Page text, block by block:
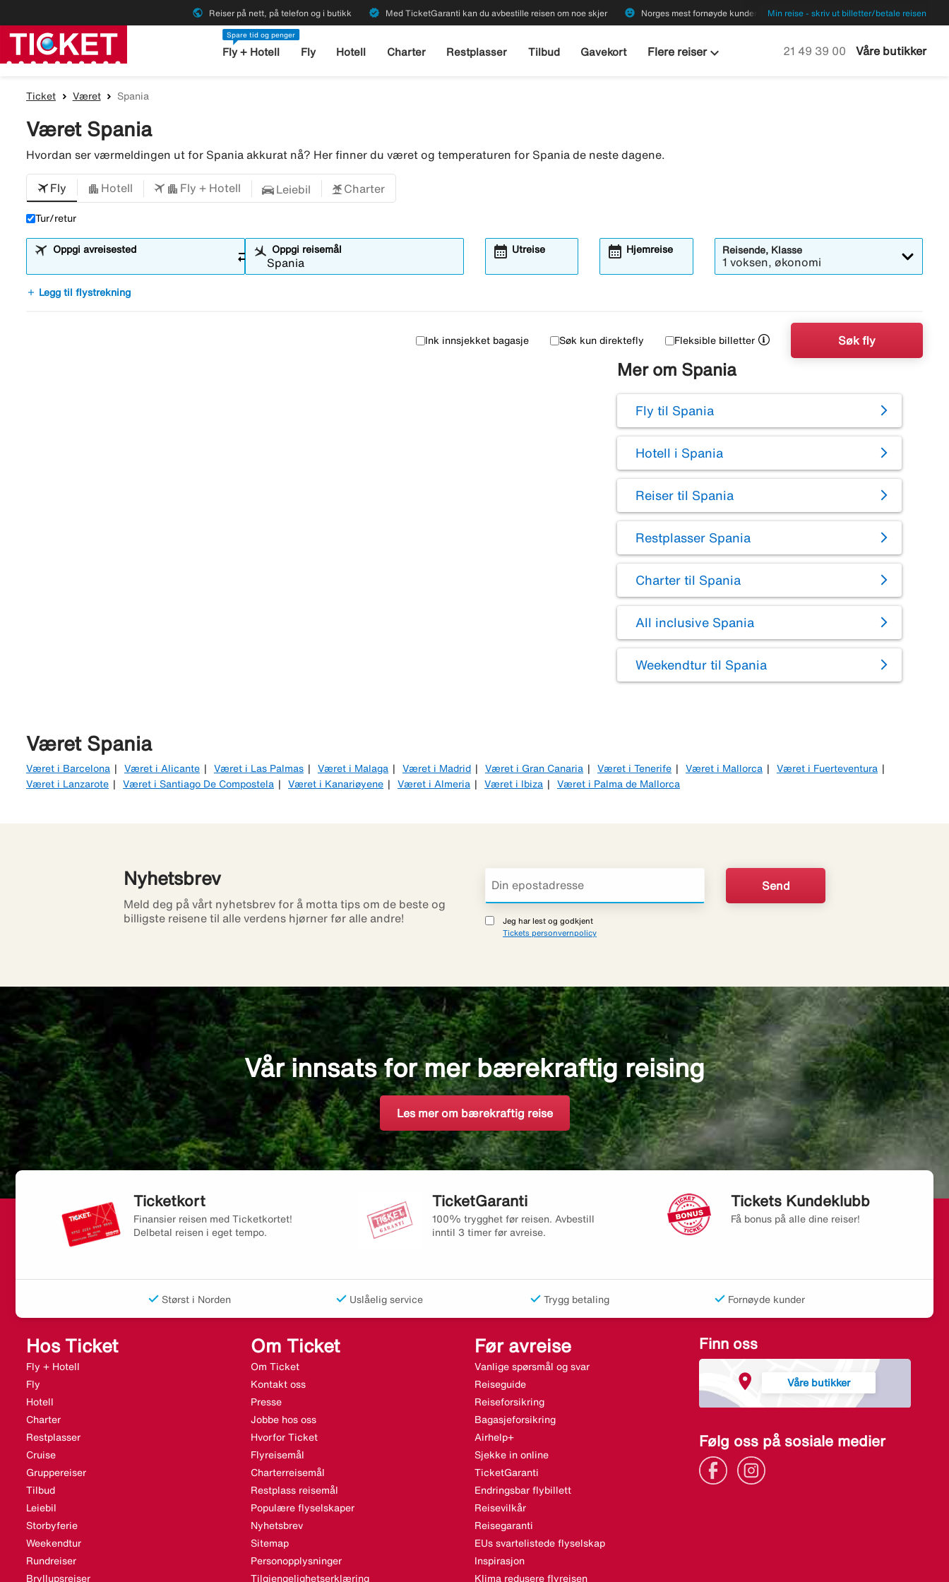
public Reiser på nett, på telefon og i butikk verified Med TicketGaranti kan du avbestille reisen om noe skjer emoji_emotions Norges mest fornøyde kunder Min reise - skriv ut billetter/betale reisen
Spare tid og penger
Fly + Hotell Fly Hotell Charter Restplasser Tilbud Gavekort Flere reiserkeyboard_arrow_down Ring oss på
21 49 39 00 Våre butikker
Ticket Været Spania
Været Spania
Hvordan ser værmeldingen ut for Spania akkurat nå? Her finner du været og temperaturen for Spania de neste dagene.
Fly Hotell Fly + Hotell Leiebil Charter
Tur/retur
Oppgi avreisested sync_alt Oppgi reisemål Utreise
calendar_month Hjemreise
calendar_month Reisende, Klasse
1 voksen, økonomi
add Legg til flystrekning
Ink innsjekket bagasje Søk kun direktefly Fleksible billetter Søk fly
Mer om Spania
Fly til Spania
Hotell i Spania
Reiser til Spania
Restplasser Spania
Charter til Spania
All inclusive Spania
Weekendtur til Spania
Været Spania
Været i Barcelona Været i Alicante Været i Las Palmas Været i Malaga Været i Madrid Været i Gran Canaria Været i Tenerife Været i Mallorca
Været i Fuerteventura
Været i Lanzarote
Været i Santiago De Compostela Været i Kanariøyene Været i Almeria Været i Ibiza Været i Palma de Mallorca
Nyhetsbrev
Meld deg på vårt nyhetsbrev for å motta tips om de beste og
billigste reisene til alle verdens hjørner før alle andre!
Jeg har lest og godkjent
Tickets personvernpolicy
Vår innsats for mer bærekraftig reising
Les mer om bærekraftig reise
Ticketkort
Finansier reisen med Ticketkortet!
Delbetal reisen i eget tempo.
TicketGaranti
100% trygghet før reisen. Avbestill
inntil 3 timer før avreise.
Tickets Kundeklubb
Få bonus på alle dine reiser!
Størst i Norden Uslåelig service Trygg betaling Fornøyde kunder
Hos Ticket
Fly + Hotell
Fly
Hotell
Charter
Restplasser
Cruise
Gruppereiser
Tilbud
Leiebil
Storbyferie
Weekendtur
Rundreiser
Bryllupsreiser
Om Ticket
Om Ticket
Kontakt oss
Presse
Jobbe hos oss
Hvorfor Ticket
Flyreisemål
Charterreisemål
Restplass reisemål
Populære flyselskaper
Nyhetsbrev
Sitemap
Personopplysninger
Tilgjengelighetserklæring
Før avreise
Vanlige spørsmål og svar
Reiseguide
Reiseforsikring
Bagasjeforsikring
Airhelp+
Sjekke in online
TicketGaranti
Endringsbar flybillett
Reisevilkår
Reisegaranti
EUs svartelistede flyselskap
Inspirasjon
Klima redusere flyreisen
Finn oss
Våre butikker
Følg oss på sosiale medier